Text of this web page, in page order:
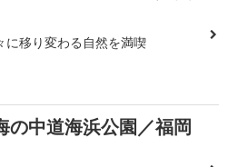
に移り変わる自然を満喫
の中道海浜公園／福岡